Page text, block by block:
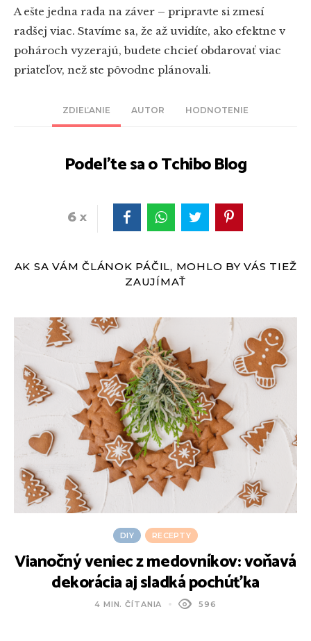
ZDIEĽANIE AUTOR HODNOTENIE
Podeľte sa o Tchibo Blog
6
A ešte jedna rada na záver – pripravte si zmesí
radšej viac. Stavíme sa, že až uvidíte, ako efektne v
pohároch vyzerajú, budete chcieť obdarovať viac
priateľov, než ste pôvodne plánovali.
AK SA VÁM ČLÁNOK PÁČIL, MOHLO BY VÁS TIEŽ
ZAUJÍMAŤ
DIY RECEPTY
Vianočný veniec z medovníkov: voňavá
dekorácia aj sladká pochúťka
4 MIN. ČÍTANIA 596